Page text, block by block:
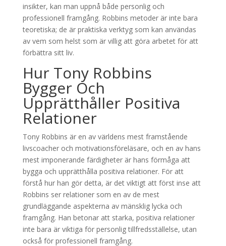
insikter, kan man uppnå både personlig och
professionell framgång. Robbins metoder är inte bara
teoretiska; de är praktiska verktyg som kan användas
av vem som helst som är villig att göra arbetet för att
förbättra sitt liv.
Hur Tony Robbins
Bygger Och
Upprätthåller Positiva
Relationer
Tony Robbins är en av världens mest framstående
livscoacher och motivationsföreläsare, och en av hans
mest imponerande färdigheter är hans förmåga att
bygga och upprätthålla positiva relationer. För att
förstå hur han gör detta, är det viktigt att först inse att
Robbins ser relationer som en av de mest
grundläggande aspekterna av mänsklig lycka och
framgång. Han betonar att starka, positiva relationer
inte bara är viktiga för personlig tillfredsställelse, utan
också för professionell framgång.